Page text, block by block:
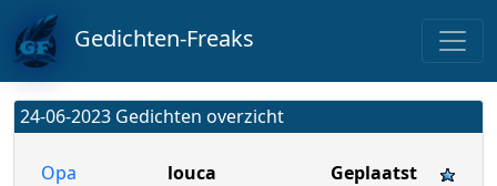
Gedichten-Freaks
24-06-2023 Gedichten overzicht
Opa louca
Geplaatst